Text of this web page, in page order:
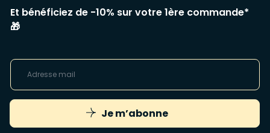
Et bénéficiez de -10% sur votre 1ère commande*
🎁
Je m’abonne